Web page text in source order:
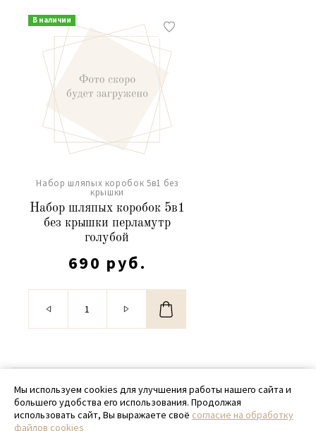
В наличии
Набор шляпых коробок 5в1 без
крышки
Набор шляпых коробок 5в1
без крышки перламутр
голубой
690 руб.
© 2020 - 2026 SamPack
+ 7 (918) 699-97-87
Мы используем cookies для улучшения работы нашего сайта и
большего удобства его использования. Продолжая
использовать сайт, Вы выражаете своё согласие на обработку
файлов cookies